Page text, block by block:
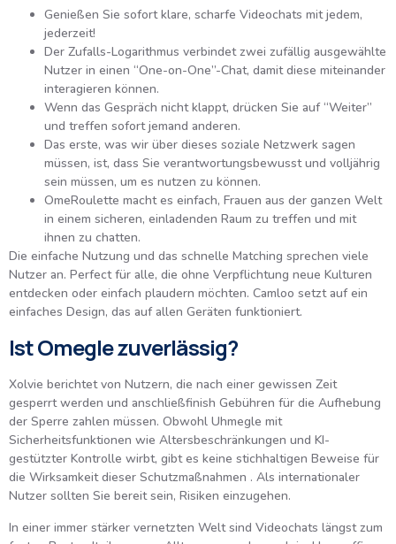
Genießen Sie sofort klare, scharfe Videochats mit jedem,
jederzeit!
Der Zufalls-Logarithmus verbindet zwei zufällig ausgewählte
Nutzer in einen “One-on-One”-Chat, damit diese miteinander
interagieren können.
Wenn das Gespräch nicht klappt, drücken Sie auf “Weiter”
und treffen sofort jemand anderen.
Das erste, was wir über dieses soziale Netzwerk sagen
müssen, ist, dass Sie verantwortungsbewusst und volljährig
sein müssen, um es nutzen zu können.
OmeRoulette macht es einfach, Frauen aus der ganzen Welt
in einem sicheren, einladenden Raum zu treffen und mit
ihnen zu chatten.
Die einfache Nutzung und das schnelle Matching sprechen viele
Nutzer an. Perfect für alle, die ohne Verpflichtung neue Kulturen
entdecken oder einfach plaudern möchten. Camloo setzt auf ein
einfaches Design, das auf allen Geräten funktioniert.
Ist Omegle zuverlässig?
Xolvie berichtet von Nutzern, die nach einer gewissen Zeit
gesperrt werden und anschließfinish Gebühren für die Aufhebung
der Sperre zahlen müssen. Obwohl Uhmegle mit
Sicherheitsfunktionen wie Altersbeschränkungen und KI-
gestützter Kontrolle wirbt, gibt es keine stichhaltigen Beweise für
die Wirksamkeit dieser Schutzmaßnahmen . Als internationaler
Nutzer sollten Sie bereit sein, Risiken einzugehen.
In einer immer stärker vernetzten Welt sind Videochats längst zum